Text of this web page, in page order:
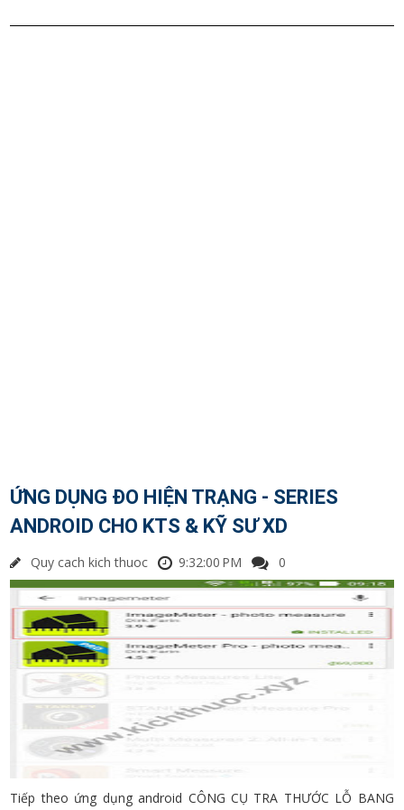
ỨNG DỤNG ĐO HIỆN TRẠNG - SERIES
ANDROID CHO KTS & KỸ SƯ XD
Quy cach kich thuoc 9:32:00 PM 0
Tiếp theo ứng dụng android CÔNG CỤ TRA THƯỚC LỖ BANG